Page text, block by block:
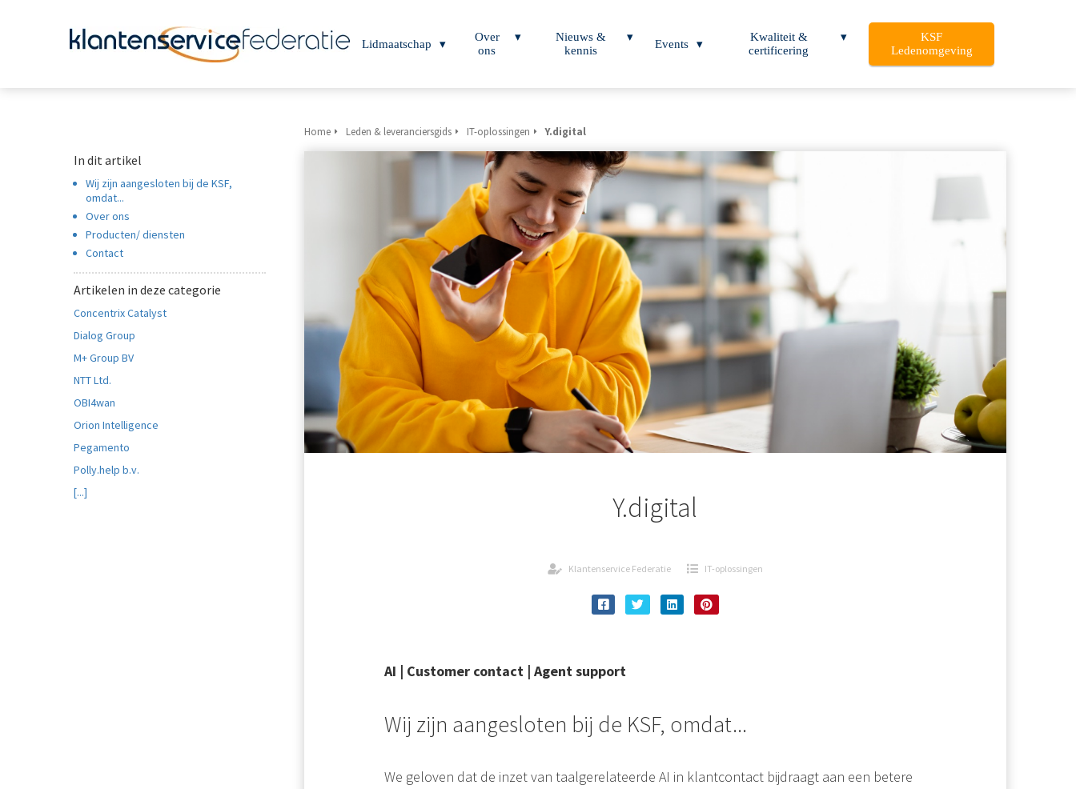
Lidmaatschap
Over
ons
Nieuws &
kennis
Events
Kwaliteit &
certificering
KSF
Ledenomgeving
In dit artikel
Wij zijn aangesloten bij de KSF,
omdat...
Over ons
Producten/ diensten
Contact
Artikelen in deze categorie
Concentrix Catalyst
Dialog Group
M+ Group BV
NTT Ltd.
OBI4wan
Orion Intelligence
Pegamento
Polly.help b.v.
[...]
Home Leden & leveranciersgids IT-oplossingen Y.digital
Y.digital
Klantenservice Federatie IT-oplossingen
AI | Customer contact | Agent support
Wij zijn aangesloten bij de KSF, omdat...
We geloven dat de inzet van taalgerelateerde AI in klantcontact bijdraagt aan een betere
over
op de
gebruikt
op het
van deze